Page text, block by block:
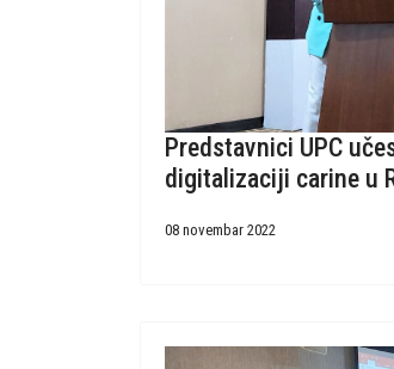
Predstavnici UPC
digitalizaciji carine u
08 novembar 2022